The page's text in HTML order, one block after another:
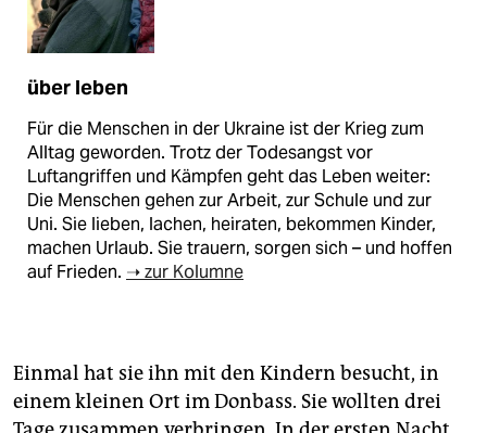
über leben
Für die Menschen in der Ukraine ist der Krieg zum
Alltag geworden. Trotz der Todesangst vor
Luftangriffen und Kämpfen geht das Leben weiter:
Die Menschen gehen zur Arbeit, zur Schule und zur
Uni. Sie lieben, lachen, heiraten, bekommen Kinder,
machen Urlaub. Sie trauern, sorgen sich – und hoffen
auf Frieden. ➝ zur Kolumne
Einmal hat sie ihn mit den Kindern besucht, in
einem kleinen Ort im Donbass. Sie wollten drei